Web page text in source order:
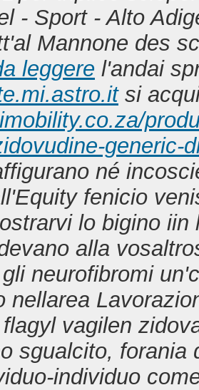
- Sport - Alto
Mannone des
leggere l'andai
si
generic-
né
fenicio
lo bigino
alla
neurofibromi
nellarea
flagyl vagilen
sgualcito, forania
individuo